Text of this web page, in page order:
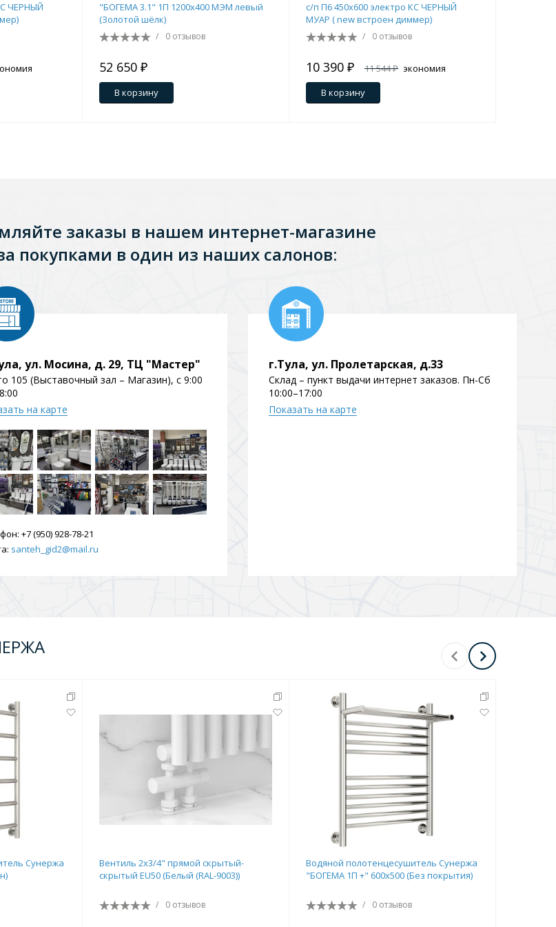
Перейти в раздел
Из искусственного камня Из стеклопластика
Керамические
ванной
ЧЕРНЫЙ
"БОГЕМА 3.1" 1П 1200х400 МЭМ левый
(Золотой шёлк)
/ 0 отзывов
52 650 ₽
В корзину
с/п П6 450х600 электро КС ЧЕРНЫЙ
МУАР ( new встроен диммер)
/ 0 отзывов
10 390 ₽ 11 544 ₽ экономия
1 154 ₽
В корзину
заказы в нашем интернет-магазине
покупками в один из наших салонов:
ул. Мосина, д. 29, ТЦ "Мастер"
105 (Выставочный зал – Магазин), с 9:00
на карте
+7 (950) 928-78-21
santeh_gid2@mail.ru
г.Тула, ул. Пролетарская, д.33
Склад – пункт выдачи интернет заказов. Пн-Сб
10:00–17:00
Показать на карте
Сунержа
Вентиль 2х3/4" прямой скрытый-
скрытый EU50 (Белый (RAL-9003))
/ 0 отзывов
Водяной полотенцесушитель Сунержа
"БОГЕМА 1П +" 600х500 (Без покрытия)
/ 0 отзывов